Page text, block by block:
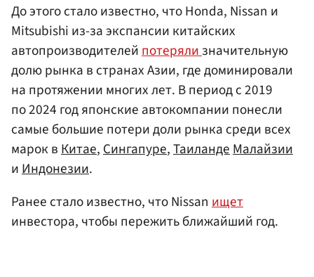
До этого стало известно, что Honda, Nissan и
Mitsubishi из-за экспансии китайских
автопроизводителейпотерялизначительную
долю рынка в странах Азии, где доминировали
на протяжении многих лет. В период с 2019
по 2024 год японские автокомпании понесли
самые большие потери доли рынка среди всех
марок вКитае,Сингапуре,ТаиландеМалайзии
иИндонезии.
Ранее стало известно, что Nissan ищет
инвестора, чтобы пережить ближайший год.